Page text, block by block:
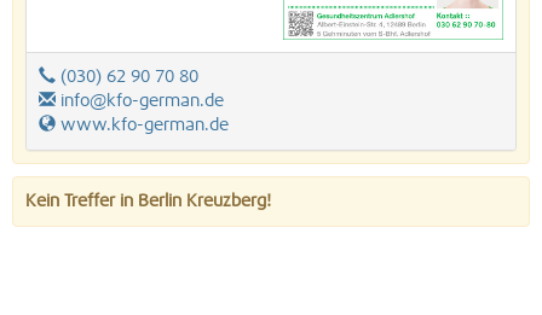
(030) 62 90 70 80
info@kfo-german.de
www.kfo-german.de
Kein Treffer in Berlin Kreuzberg!